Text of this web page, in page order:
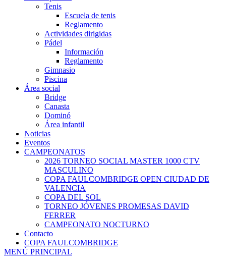
Tenis
Escuela de tenis
Reglamento
Actividades dirigidas
Pádel
Información
Reglamento
Gimnasio
Piscina
Área social
Bridge
Canasta
Dominó
Área infantil
Noticias
Eventos
CAMPEONATOS
2026 TORNEO SOCIAL MASTER 1000 CTV
MASCULINO
COPA FAULCOMBRIDGE OPEN CIUDAD DE
VALENCIA
COPA DEL SOL
TORNEO JÓVENES PROMESAS DAVID
FERRER
CAMPEONATO NOCTURNO
Contacto
COPA FAULCOMBRIDGE
MENÚ PRINCIPAL